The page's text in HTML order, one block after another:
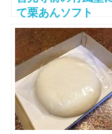
て栗あんソフト